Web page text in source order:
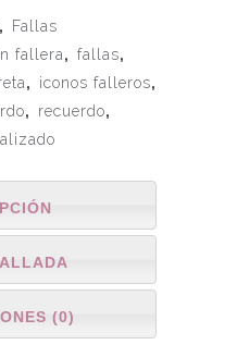
,
Fallas
fallera, fallas,
, iconos falleros,
, recuerdo,
(0)